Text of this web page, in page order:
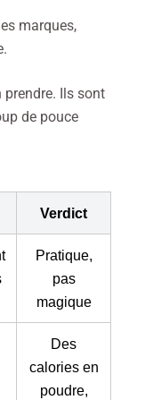
marques,
prendre. Ils sont
de pouce
Verdict
Pratique,
pas
magique
Des
calories en
poudre,